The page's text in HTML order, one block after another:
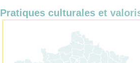
Pratiques culturales et